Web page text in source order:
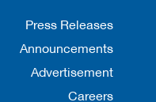
Press Releases
Announcements
Advertisement
Careers